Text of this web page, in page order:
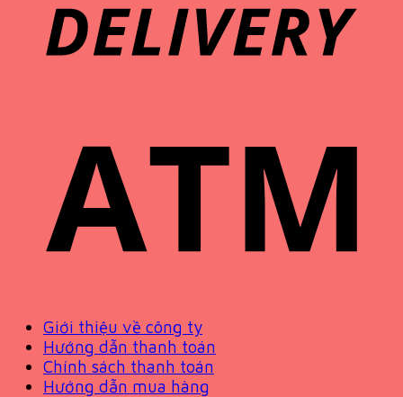
Giới thiệu về công ty
Hướng dẫn thanh toán
Chính sách thanh toán
Hướng dẫn mua hàng